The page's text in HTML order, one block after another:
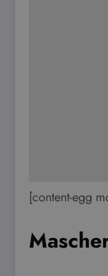
[content-egg